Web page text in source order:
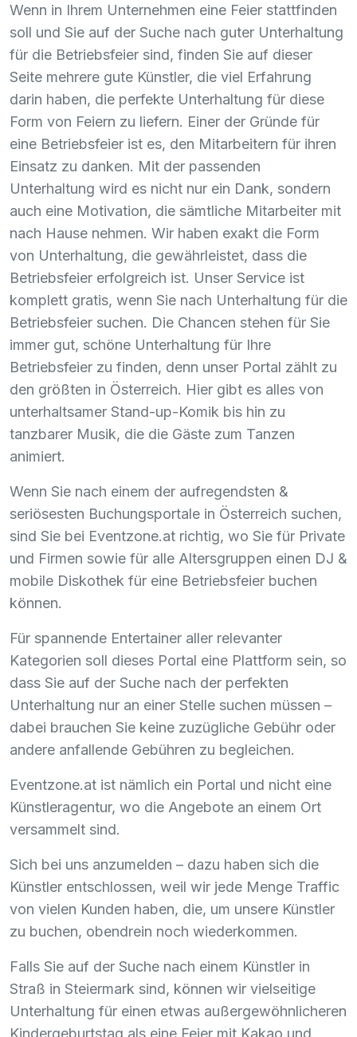
Wenn in Ihrem Unternehmen eine Feier stattfinden
soll und Sie auf der Suche nach guter Unterhaltung
für die Betriebsfeier sind, finden Sie auf dieser
Seite mehrere gute Künstler, die viel Erfahrung
darin haben, die perfekte Unterhaltung für diese
Form von Feiern zu liefern. Einer der Gründe für
eine Betriebsfeier ist es, den Mitarbeitern für ihren
Einsatz zu danken. Mit der passenden
Unterhaltung wird es nicht nur ein Dank, sondern
auch eine Motivation, die sämtliche Mitarbeiter mit
nach Hause nehmen. Wir haben exakt die Form
von Unterhaltung, die gewährleistet, dass die
Betriebsfeier erfolgreich ist. Unser Service ist
komplett gratis, wenn Sie nach Unterhaltung für die
Betriebsfeier suchen. Die Chancen stehen für Sie
immer gut, schöne Unterhaltung für Ihre
Betriebsfeier zu finden, denn unser Portal zählt zu
den größten in Österreich. Hier gibt es alles von
unterhaltsamer Stand-up-Komik bis hin zu
tanzbarer Musik, die die Gäste zum Tanzen
animiert.
Wenn Sie nach einem der aufregendsten &
seriösesten Buchungsportale in Österreich suchen,
sind Sie bei Eventzone.at richtig, wo Sie für Private
und Firmen sowie für alle Altersgruppen einen DJ &
mobile Diskothek für eine Betriebsfeier buchen
können.
Für spannende Entertainer aller relevanter
Kategorien soll dieses Portal eine Plattform sein, so
dass Sie auf der Suche nach der perfekten
Unterhaltung nur an einer Stelle suchen müssen –
dabei brauchen Sie keine zuzügliche Gebühr oder
andere anfallende Gebühren zu begleichen.
Eventzone.at ist nämlich ein Portal und nicht eine
Künstleragentur, wo die Angebote an einem Ort
versammelt sind.
Sich bei uns anzumelden – dazu haben sich die
Künstler entschlossen, weil wir jede Menge Traffic
von vielen Kunden haben, die, um unsere Künstler
zu buchen, obendrein noch wiederkommen.
Falls Sie auf der Suche nach einem Künstler in
Straß in Steiermark sind, können wir vielseitige
Unterhaltung für einen etwas außergewöhnlicheren
Kindergeburtstag als eine Feier mit Kakao und